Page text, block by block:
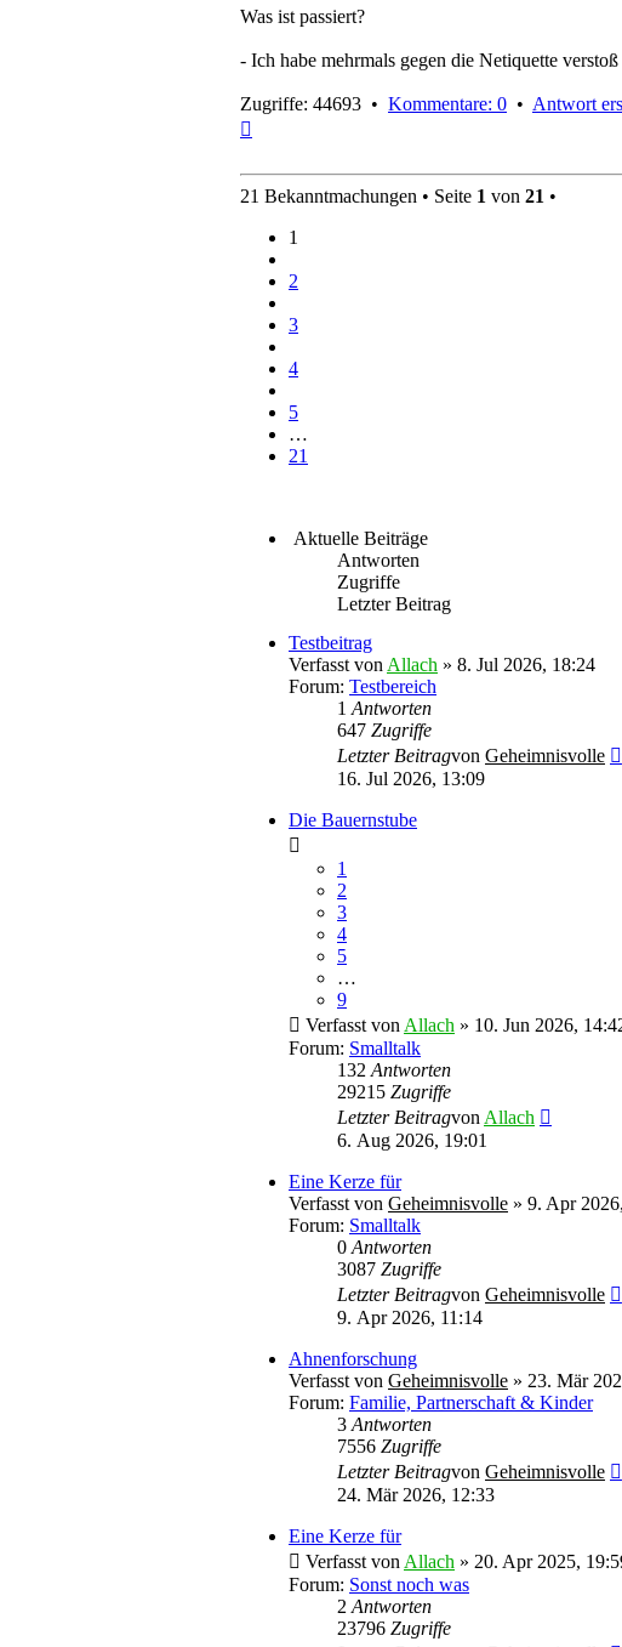
Was ist passiert?
- Ich habe mehrmals gegen die Netiquette verstoß
Zugriffe: 44693 • Kommentare: 0 • Antwort
21 Bekanntmachungen • Seite 1 von 21 •
1
2
3
4
5
…
21
Aktuelle Beiträge
Antworten
Zugriffe
Letzter Beitrag
Testbeitrag
Verfasst von Allach » 8. Jul 2026, 18:24
Forum: Testbereich
1 Antworten
647 Zugriffe
Letzter Beitragvon Geheimnisvolle
16. Jul 2026, 13:09
Die Bauernstube
1
2
3
4
5
…
9
Verfasst von Allach » 10. Jun 2026,
Forum: Smalltalk
132 Antworten
29215 Zugriffe
Letzter Beitragvon Allach
6. Aug 2026, 19:01
Eine Kerze für
Verfasst von Geheimnisvolle » 9. Apr
Forum: Smalltalk
0 Antworten
3087 Zugriffe
Letzter Beitragvon Geheimnisvolle
9. Apr 2026, 11:14
Ahnenforschung
Verfasst von Geheimnisvolle » 23. Mär
Forum: Familie, Partnerschaft & Kinder
3 Antworten
7556 Zugriffe
Letzter Beitragvon Geheimnisvolle
24. Mär 2026, 12:33
Eine Kerze für
Verfasst von Allach » 20. Apr 2025,
Forum: Sonst noch was
2 Antworten
23796 Zugriffe